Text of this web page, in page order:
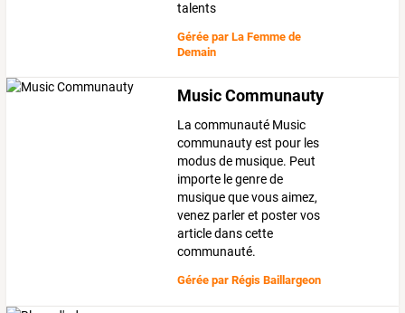
talents
Gérée parLa Femme de
Demain
Music Communauty
La communauté Music
communauty est pour les
modus de musique. Peut
importe le genre de
musique que vous aimez,
venez parler et poster vos
article dans cette
communauté.
Gérée parRégis Baillargeon